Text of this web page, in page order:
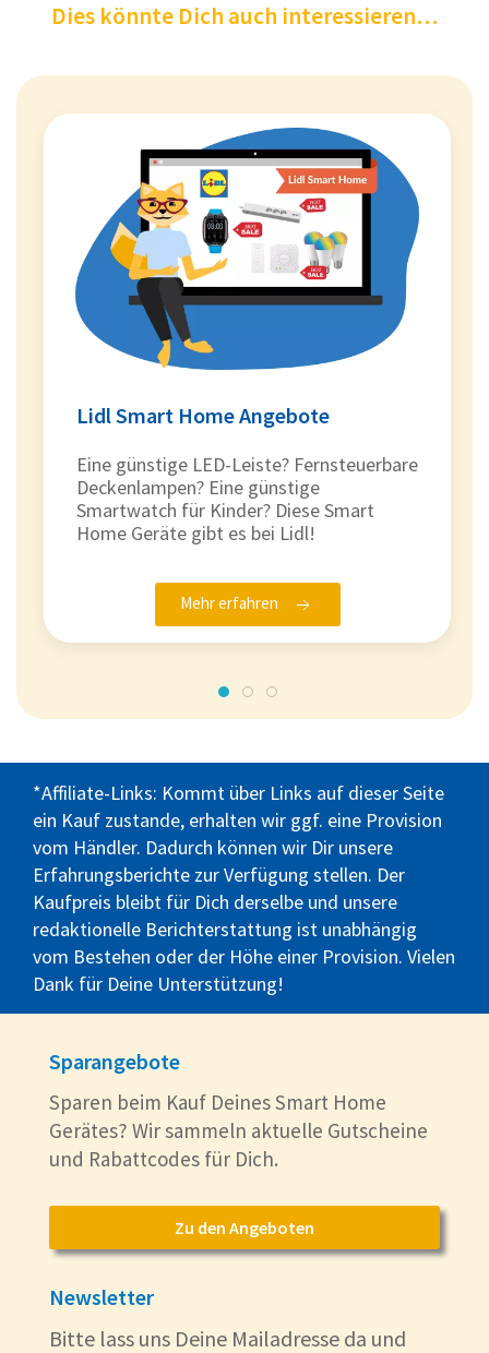
Dies könnte Dich auch interessieren…
Lidl Smart Home Angebote
Eine günstige LED-Leiste? Fernsteuerbare
Deckenlampen? Eine günstige
Smartwatch für Kinder? Diese Smart
Home Geräte gibt es bei Lidl!
Mehr erfahren
*Affiliate-Links: Kommt über Links auf dieser Seite
ein Kauf zustande, erhalten wir ggf. eine Provision
vom Händler. Dadurch können wir Dir unsere
Erfahrungsberichte zur Verfügung stellen. Der
Kaufpreis bleibt für Dich derselbe und unsere
redaktionelle Berichterstattung ist unabhängig
vom Bestehen oder der Höhe einer Provision. Vielen
Dank für Deine Unterstützung!
Sparangebote
Sparen beim Kauf Deines Smart Home
Gerätes? Wir sammeln aktuelle Gutscheine
und Rabattcodes für Dich.
Zu den Angeboten
Newsletter
Bitte lass uns Deine Mailadresse da und